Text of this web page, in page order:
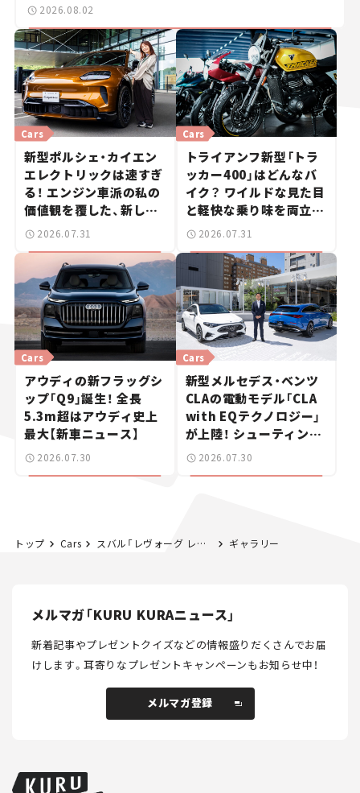
2026.08.02
新型ポルシェ・カイエン
エレクトリックは速すぎ
る！ エンジン車派の私の
価値観を覆した、新しい
ポルシェの走り。
Cars
2026.07.31
トライアンフ新型「トラ
ッカー400」はどんなバ
イク？ ワイルドな見た目
と軽快な乗り味を両立し
た400ccフラットトラッ
Cars
2026.07.31
アウディの新フラッグシ
ップ「Q9」誕生！ 全長
5.3m超はアウディ史上
最大【新車ニュース】
Cars
2026.07.30
新型メルセデス・ベンツ
CLAの電動モデル「CLA
with EQテクノロジー」
が上陸！ シューティング
ブレークも発売【新車ニ
Cars
2026.07.30
トップ Cars スバル「レヴォーグ レイバック」にストロングハイブリッド追加！ 3車種目のS:HEVモデル登場、燃費は19.0km/L【新車ニュース】 ギャラリー
メルマガ「KURU KURAニュース」
新着記事やプレゼントクイズなどの情報盛りだくさんでお届
けします。耳寄りなプレゼントキャンペーンもお知らせ中！
メルマガ登録